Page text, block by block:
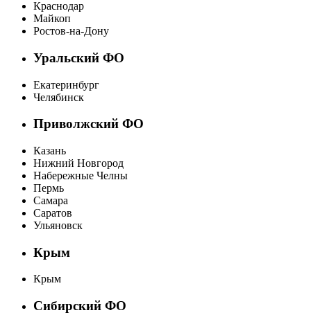
Краснодар
Майкоп
Ростов-на-Дону
Уральский ФО
Екатеринбург
Челябинск
Приволжский ФО
Казань
Нижний Новгород
Набережные Челны
Пермь
Самара
Саратов
Ульяновск
Крым
Крым
Сибирский ФО